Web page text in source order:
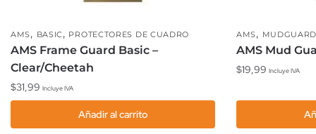
AMS, BASIC, PROTECTORES DE CUADRO
AMS Frame Guard Basic –
Clear/Cheetah
$31,99 Incluye IVA
Añadir al carrito
AMS,
AMS Mud
$19,99 Incluye IVA